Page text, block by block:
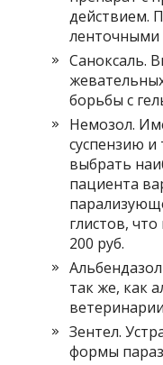
действием.
ленточными
Саноксаль.
борьбы с
Немозол.
суспензию и
выбрать
пациента
глистов,
200 руб.
так же, как
Зентел.
формы